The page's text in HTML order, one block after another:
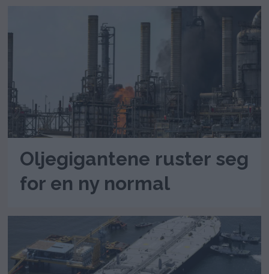
Oljegigantene ruster seg
for en ny normal